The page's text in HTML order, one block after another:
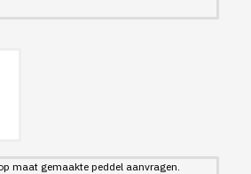
maat gemaakte peddel aanvragen.